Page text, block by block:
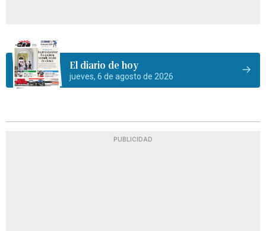
El diario de hoy
jueves, 6 de agosto de 2026
PUBLICIDAD